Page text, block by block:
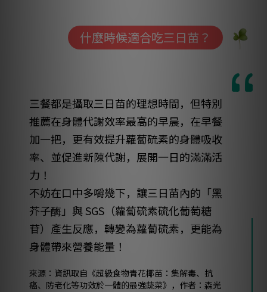
什麼時候適合吃三日苗？
三餐都是攝取三日苗的理想時間，但特別
推薦在身體代謝效率最高的早晨，在早餐
加一把，更有效提升蘿蔔硫素的身體吸收
率、並促進新陳代謝，展開一日的滿滿活
力！
不妨在口中多嚼幾下，讓三日苗內的「黑
芥子酶」與 SGS（蘿蔔硫素硫化葡萄糖
苷）產生反應，轉變為蘿蔔硫素，更能為
身體帶來營養能量！
來源：資訊取自《超級食物青花椰苗：集解毒、抗
癌、防老化等功效於一體的最強蔬菜》，作者：森光